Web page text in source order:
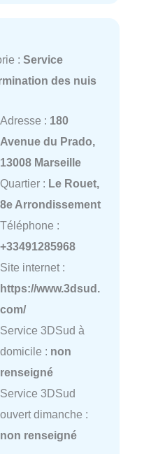
: Service
des nuis
Adresse : 180
Avenue du Prado,
13008 Marseille
Quartier : Le Rouet,
8e Arrondissement
Téléphone :
+33491285968
Site internet :
https://www.3dsud.
com/
Service 3DSud à
domicile : non
renseigné
Service 3DSud
ouvert dimanche :
non renseigné